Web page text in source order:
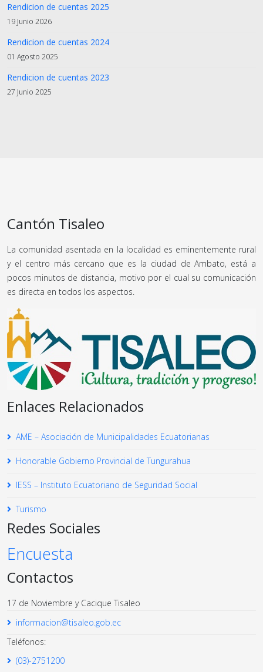
Rendicion de cuentas 2025
19 Junio 2026
Rendicion de cuentas 2024
01 Agosto 2025
Rendicion de cuentas 2023
27 Junio 2025
Cantón Tisaleo
La comunidad asentada en la localidad es eminentemente rural
y el centro más cercano que es la ciudad de Ambato, está a
pocos minutos de distancia, motivo por el cual su comunicación
es directa en todos los aspectos.
Enlaces Relacionados
AME – Asociación de Municipalidades Ecuatorianas
Honorable Gobierno Provincial de Tungurahua
IESS – Instituto Ecuatoriano de Seguridad Social
Turismo
Redes Sociales
Encuesta
Contactos
17 de Noviembre y Cacique Tisaleo
informacion@tisaleo.gob.ec
Teléfonos:
(03)-2751200